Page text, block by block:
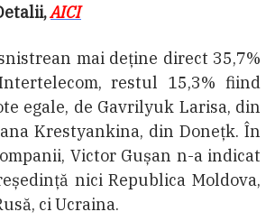
AICI
mai deține direct 35,7%
restul 15,3% fiind
egale, de Gavrilyuk Larisa, din
Krestyankina, din Donețk. În
Victor Gușan n-a indicat
nici Republica Moldova,
ci Ucraina.